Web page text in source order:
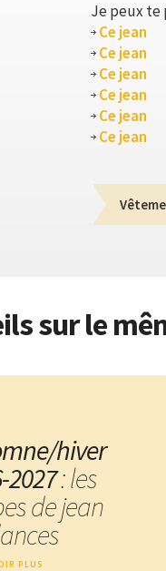
Je peux te
Ce jean
Ce jean
Ce jean
Ce jean
Ce jean
Ce jean
sur le
hiver
2027: les
de jean
PLUS